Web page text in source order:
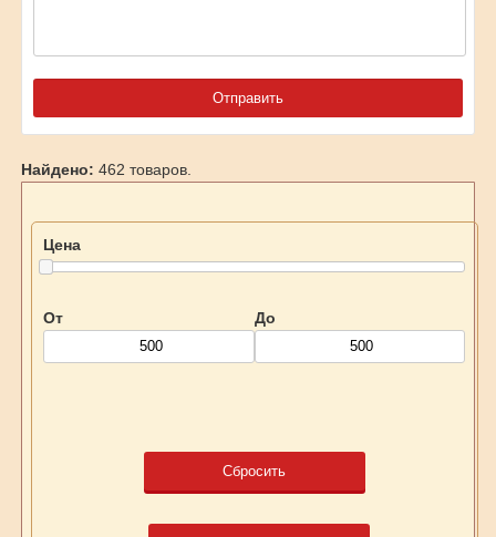
Найдено: 462 товаров.
Цена
От До
Сбросить